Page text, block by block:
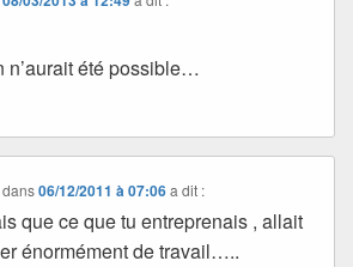
n’aurait été possible…
dans06/12/2011 à 07:06 a dit :
que ce que tu entreprenais , allait
énormément de travail…..